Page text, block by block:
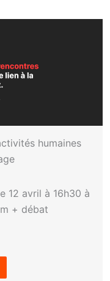
humaines
12 avril à 16h30 à
+ débat